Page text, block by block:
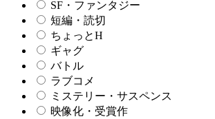
SF・ファンタジー
短編・読切
ちょっとH
ギャグ
バトル
ラブコメ
ミステリー・サスペンス
映像化・受賞作